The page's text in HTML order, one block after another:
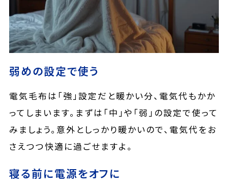
弱めの設定で使う
電気毛布は「強」設定だと暖かい分、電気代もかか
ってしまいます。まずは「中」や「弱」の設定で使って
みましょう。意外としっかり暖かいので、電気代をお
さえつつ快適に過ごせますよ。
寝る前に電源をオフに